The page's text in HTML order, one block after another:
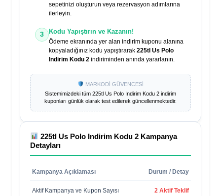
sepetinizi oluşturun veya rezervasyon adımlarına
ilerleyin.
3 Kodu Yapıştırın ve Kazanın!
Ödeme ekranında yer alan indirim kuponu alanına
kopyaladığınız kodu yapıştırarak 225tl Us Polo
Indirim Kodu 2 indiriminden anında yararlanın.
MARKODİ GÜVENCESİ
Sistemimizdeki tüm 225tl Us Polo Indirim Kodu 2 indirim
kuponları günlük olarak test edilerek güncellenmektedir.
225tl Us Polo Indirim Kodu 2 Kampanya
Detayları
Kampanya Açıklaması Durum / Detay
Aktif Kampanya ve Kupon Sayısı 2 Aktif Teklif